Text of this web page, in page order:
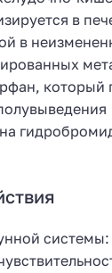
в
в
который
системы: